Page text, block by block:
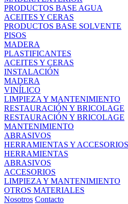
PRODUCTOS BASE AGUA
ACEITES Y CERAS
PRODUCTOS BASE SOLVENTE
PISOS
MADERA
PLASTIFICANTES
ACEITES Y CERAS
INSTALACIÓN
MADERA
VINÍLICO
LIMPIEZA Y MANTENIMIENTO
RESTAURACIÓN Y BRICOLAGE
RESTAURACIÓN Y BRICOLAGE
MANTENIMIENTO
ABRASIVOS
HERRAMIENTAS Y ACCESORIOS
HERRAMIENTAS
ABRASIVOS
ACCESORIOS
LIMPIEZA Y MANTENIMIENTO
OTROS MATERIALES
Nosotros Contacto